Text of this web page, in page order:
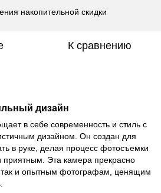
накопительной скидки
К сравнению
дизайн
в себе современность и стиль с
дизайном. Он создан для
в руке, делая процесс фотосъемки
Эта камера прекрасно
так и опытным фотографам, ценящим